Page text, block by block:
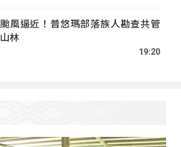
颱風逼近！普悠瑪部落族人勘查共管
山林
19:20